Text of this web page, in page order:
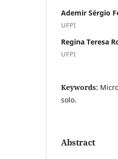
Ademir Sérgio
UFPI
Regina Teresa
UFPI
Keywords:
solo.
Abstract